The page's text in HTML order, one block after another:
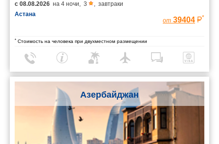
с 08.08.2026 на 4 ночи, 3 , завтраки
Астана
от 39404 *
* Стоимость на человека при двухместном размещении
Азербайджан